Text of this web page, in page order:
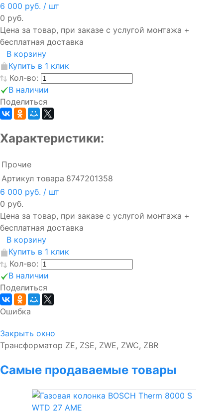
6 000 руб. / шт
0 руб.
Цена за товар, при заказе с услугой монтажа +
бесплатная доставка
В корзину
Купить в 1 клик
Кол-во:
В наличии
Поделиться
Характеристики:
Прочие
Артикул товара 8747201358
6 000 руб. / шт
0 руб.
Цена за товар, при заказе с услугой монтажа +
бесплатная доставка
В корзину
Купить в 1 клик
Кол-во:
В наличии
Поделиться
Ошибка
Закрыть окно
Трансформатор ZE, ZSE, ZWE, ZWC, ZBR
Самые продаваемые товары